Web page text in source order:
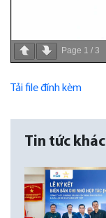
Page 1 / 3
Tải file đính kèm
Tin tức khác